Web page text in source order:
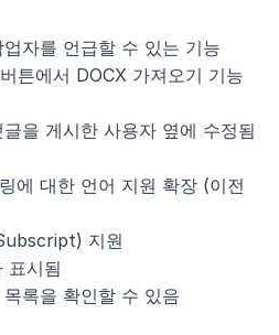
자를 언급할 수 있는 기능
버튼에서 DOCX 가져오기 기능
을 게시한 사용자 옆에 수정됨
에 대한 언어 지원 확장 (이전
지원
표시됨
록을 확인할 수 있음